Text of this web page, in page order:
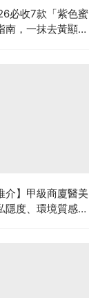
必收7款「紫色蜜
南，一抹去黃顯
介】甲級商廈醫美
隱度、環境質感、